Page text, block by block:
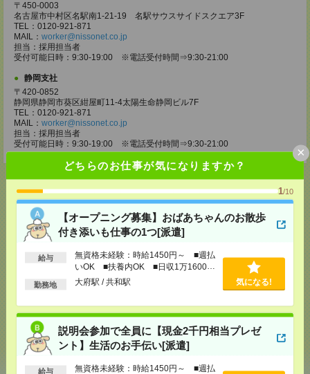
どちらのお仕事が気になりますか？
1/10
【オープニング募集】おばあちゃんのお散歩
付き添いも仕事の1つ[派遣]
給与
無資格未経験：時給1450円～ ■週払
いOK ■扶養内OK ■日収1万1600円
以上
勤務地 大府駅 / 共和駅 気になる!
説明会参加で全員に【現金2千円相当プレゼ
ント】生活のお手伝い[派遣]
給与
無資格未経験：時給1450円～ ■週払
×
〒450-0003
名古屋市中村区名駅南1-21-19 名駅サウスサイドスクエア3F
TEL：0120-921-871
MAIL： worker@nissonet.co.jp
担当：採用担当者
受付可能日時：9:30-19:00 ※電話受付時間⇒9:30-21:00
静岡支社
〒420-0852
静岡県静岡市葵区紺屋町11-4太陽生命静岡ビル7F
TEL：0120-921-871
MAIL： worker@nissonet.co.jp
担当：採用担当者
受付可能日時：9:30-19:00 ※電話受付時間⇒9:30-21:00
応募ページへ
気になる！
メールで送る LINEで送る